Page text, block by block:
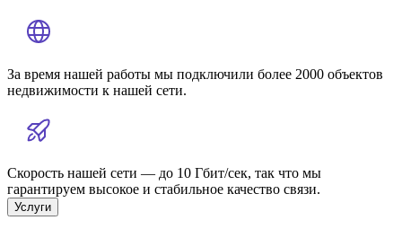
За время нашей работы мы подключили более 2000 объектов
недвижимости к нашей сети.
Скорость нашей сети — до 10 Гбит/сек, так что мы
гарантируем высокое и стабильное качество связи.
Услуги